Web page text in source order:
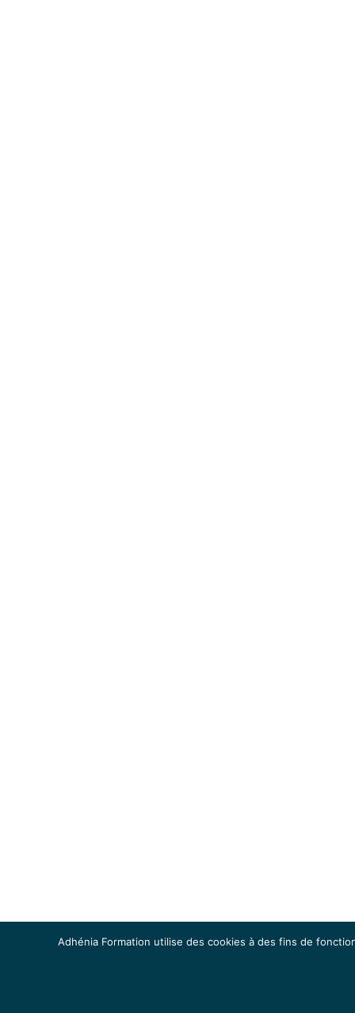
Adhénia Formation utilise des cookies à des fins de